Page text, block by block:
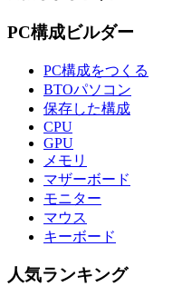
PC構成ビルダー
PC構成をつくる
BTOパソコン
保存した構成
CPU
GPU
メモリ
マザーボード
モニター
マウス
キーボード
人気ランキング